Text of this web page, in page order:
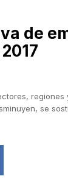
de
se